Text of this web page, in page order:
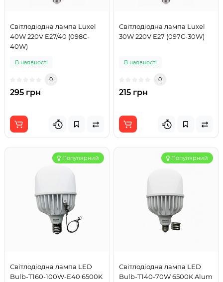
Світлодіодна лампа Luxel
40W 220V E27/40 (098C-
40W)
В наявності
0
295 грн
Світлодіодна лампа Luxel
30W 220V E27 (097C-30W)
В наявності
0
215 грн
Популярний
Світлодіодна лампа LED
Bulb-T160-100W-E40 6500K
Популярний
Світлодіодна лампа LED
Bulb-T140-70W 6500K Alum